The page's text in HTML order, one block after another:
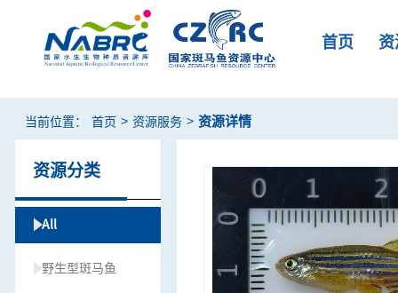
首页
当前位置： 首页 > 资源服务 > 资源详情
资源分类
All
野生型斑马鱼